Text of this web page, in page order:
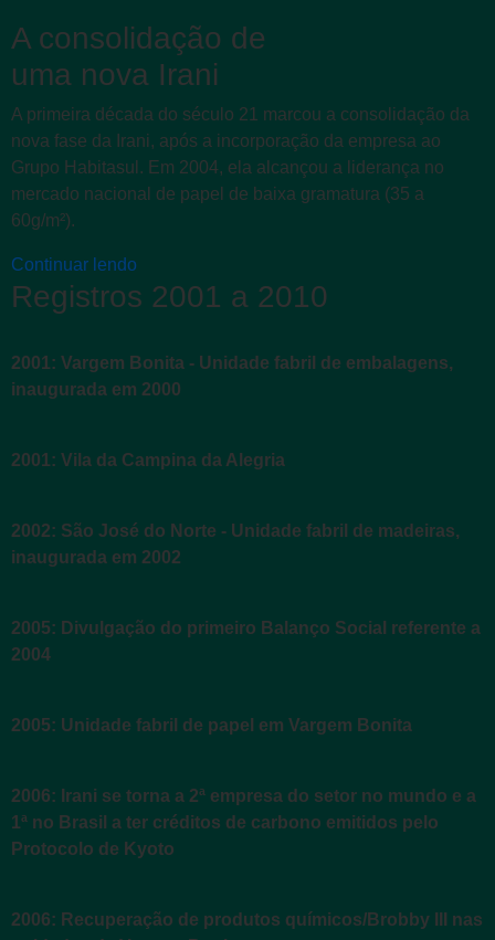
A consolidação de
uma nova Irani
A primeira década do século 21 marcou a consolidação da
nova fase da Irani, após a incorporação da empresa ao
Grupo Habitasul. Em 2004, ela alcançou a liderança no
mercado nacional de papel de baixa gramatura (35 a
60g/m²).
Continuar lendo
Registros 2001 a 2010
2001: Vargem Bonita - Unidade fabril de embalagens,
inaugurada em 2000
2001: Vila da Campina da Alegria
2002: São José do Norte - Unidade fabril de madeiras,
inaugurada em 2002
2005: Divulgação do primeiro Balanço Social referente a
2004
2005: Unidade fabril de papel em Vargem Bonita
2006: Irani se torna a 2ª empresa do setor no mundo e a
1ª no Brasil a ter créditos de carbono emitidos pelo
Protocolo de Kyoto
2006: Recuperação de produtos químicos/Brobby III nas